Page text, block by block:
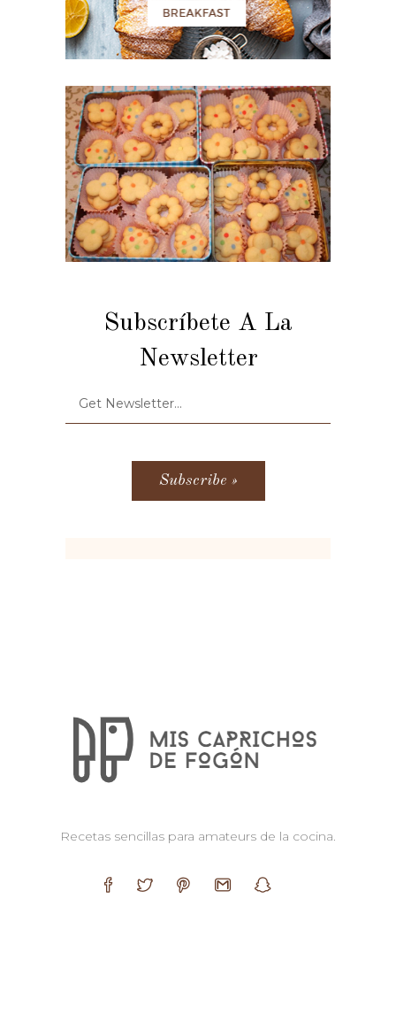
Subscríbete A La
Newsletter
Recetas sencillas para amateurs de la cocina.